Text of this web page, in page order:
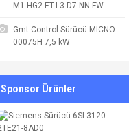
M1-HG2-ET-L3-D7-NN-FW
Gmt Control Sürücü MICNO-
00075H 7,5 kW
Sponsor Ürünler